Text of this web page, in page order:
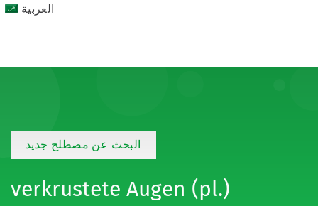
العربية
البحث عن مصطلح جديد
verkrustete Augen (pl.)